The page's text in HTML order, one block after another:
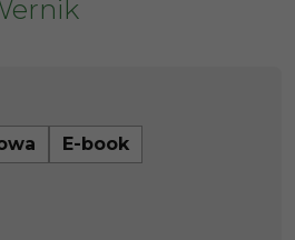
E-book